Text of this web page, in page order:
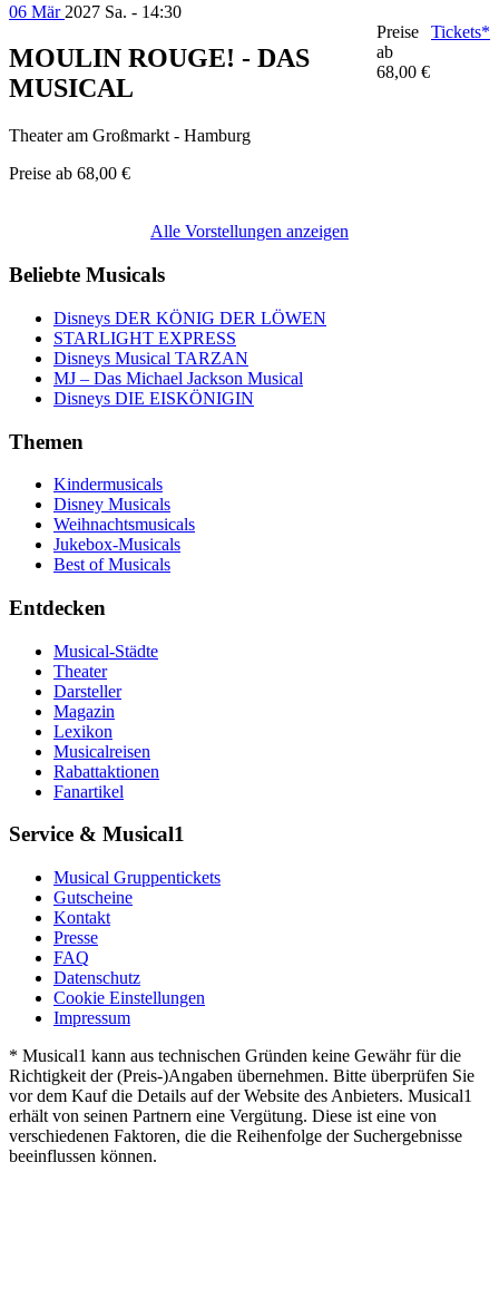
06 Mär 2027 Sa. - 14:30
MOULIN ROUGE! - DAS
MUSICAL
Theater am Großmarkt - Hamburg
Preise ab 68,00 €
Preise
ab
68,00 €
Tickets*
Alle Vorstellungen anzeigen
Beliebte Musicals
Disneys DER KÖNIG DER LÖWEN
STARLIGHT EXPRESS
Disneys Musical TARZAN
MJ – Das Michael Jackson Musical
Disneys DIE EISKÖNIGIN
Themen
Kindermusicals
Disney Musicals
Weihnachtsmusicals
Jukebox-Musicals
Best of Musicals
Entdecken
Musical-Städte
Theater
Darsteller
Magazin
Lexikon
Musicalreisen
Rabattaktionen
Fanartikel
Service & Musical1
Musical Gruppentickets
Gutscheine
Kontakt
Presse
FAQ
Datenschutz
Cookie Einstellungen
Impressum
* Musical1 kann aus technischen Gründen keine Gewähr für die
Richtigkeit der (Preis-)Angaben übernehmen. Bitte überprüfen Sie
vor dem Kauf die Details auf der Website des Anbieters. Musical1
erhält von seinen Partnern eine Vergütung. Diese ist eine von
verschiedenen Faktoren, die die Reihenfolge der Suchergebnisse
beeinflussen können.